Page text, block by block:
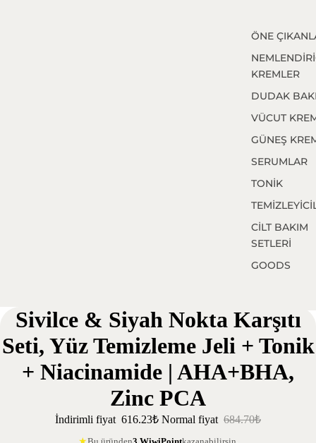
ÖNE
KREMLER
DUDAK
VÜCUT
GÜNEŞ
SERUMLAR
TONİK
CİLT BAKIM
SETLERİ
GOODS
Sivilce & Siyah Nokta Karşıtı
Seti, Yüz Temizleme Jeli + Tonik
+ Niacinamide | AHA+BHA,
Zinc PCA
İndirimli fiyat 616.23₺ Normal fiyat 684.70₺
Bu üründen3 WiwiPointkazanabilirsin.